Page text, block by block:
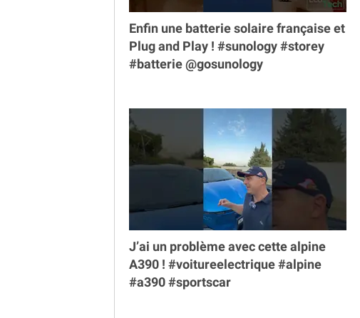
Enfin une batterie solaire française et
Plug and Play ! #sunology #storey
#batterie @gosunology
J’ai un problème avec cette alpine
A390 ! #voitureelectrique #alpine
#a390 #sportscar